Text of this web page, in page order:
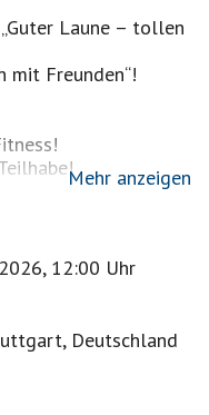
Laune – tollen
mit Freunden“!
Tanzmusik
Latein, Salsa,
– Spaß –
Isolation, rein ins
Mehr anzeigen
12:00 Uhr
Deutschland